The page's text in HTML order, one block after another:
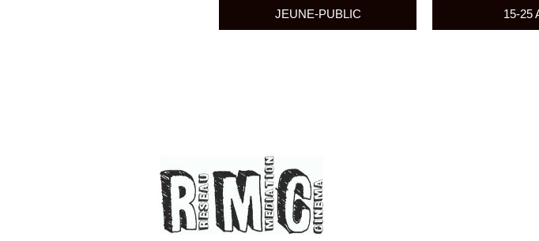
JEUNE-PUBLIC 15-25